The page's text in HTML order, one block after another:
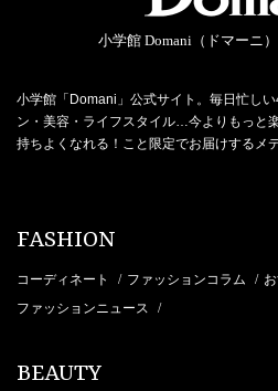
小学館 Domani（ドマーニ
小学館「Domani」公式サイト。毎日忙し
ン・美容・ライフスタイル…今よりもっと
持ちよくなれる！こと限定でお届けするメ
FASHION
コーディネート / ファッションコラム /
ファッションニュース /
BEAUTY